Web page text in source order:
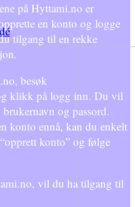
på Hyttami.no er
en konto og logge
tilgang til en rekke
besøk
klikk på logg inn. Du vil
og passord.
konto ennå, kan du enkelt
konto” og følge
vil du ha tilgang til